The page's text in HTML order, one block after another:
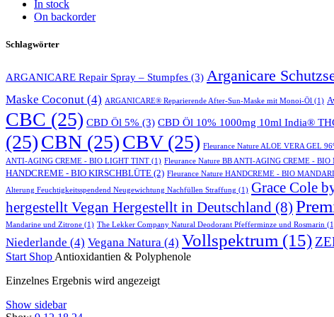
In stock
On backorder
Schlagwörter
ARGANICARE Repair Spray – Stumpfes (3) Arganicare
Maske Coconut (4) ARGANICARE® Reparierende After-Sun-Maske mit Monoi-Öl (1)
CBC (25) CBD Öl 5% (3) CBD Öl 10% 1000mg 10ml India®
(25)CBN (25)CBV(25) Fleurance Nature ALOE VERA GEL
ANTI-AGING CREME - BIO LIGHT TINT (1) Fleurance Nature BB ANTI-AGING CREME -
HANDCREME - BIO KIRSCHBLÜTE (2) Fleurance Nature HANDCREME - BIO
Alterung Feuchtigkeitsspendend Neugewichtung Nachfüllen Straffung (1) Grace Cole
hergestellt Vegan Hergestellt in Deutschland (8)
Mandarine und Zitrone (1) The Lekker Company Natural Deodorant Pfefferminze und Rosmarin
Niederlande (4) Vegana Natura (4) Vollspektrum (15)
Start Shop Antioxidantien & Polyphenole
Einzelnes Ergebnis wird angezeigt
Show sidebar